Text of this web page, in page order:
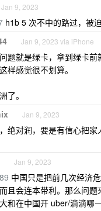
Jan 9, 2023
h1b 5 次不中的路过，被
Jan 9, 2023 via iPhone
题就是绿卡，拿到绿卡
样感觉很不划算。
了。
Jan 9, 2023
绝对润，要是有信心把家
Jan 9, 2023
中国只是把前几次经济
且会连本带利。那么问
和在中国开 uber/滴滴哪